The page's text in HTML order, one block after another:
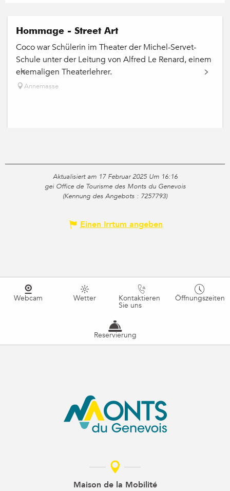
Hommage - Street Art
Coco war Schülerin im Theater der Michel-Servet-
Schule unter der Leitung von Alfred Le Renard, einem
ehemaligen Theaterlehrer.
Annemasse
Aktualisiert am 17 Februar 2025 Um 16:16
gei Office de Tourisme des Monts du Genevois
(Kennung des Angebots : 7257793)
Einen Irrtum angeben
Webcam Wetter Kontaktieren
Sie uns
Öffnungszeiten
Reservierung
Maison de la Mobilité